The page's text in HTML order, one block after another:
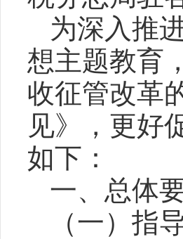
为深入推
想主题教育
收征管改革
见》，更好
如下：
一、总体
（一）指